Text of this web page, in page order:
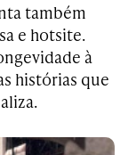
também
e hotsite.
à
histórias que